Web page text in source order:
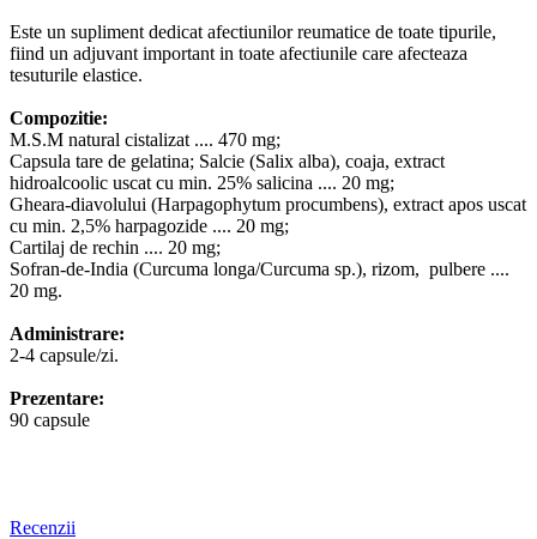
Este un supliment dedicat afectiunilor reumatice de toate tipurile,
fiind un adjuvant important in toate afectiunile care afecteaza
tesuturile elastice.
Compozitie:
M.S.M natural cistalizat .... 470 mg;
Capsula tare de gelatina; Salcie (Salix alba), coaja, extract
hidroalcoolic uscat cu min. 25% salicina .... 20 mg;
Gheara-diavolului (Harpagophytum procumbens), extract apos uscat
cu min. 2,5% harpagozide .... 20 mg;
Cartilaj de rechin .... 20 mg;
Sofran-de-India (Curcuma longa/Curcuma sp.), rizom, pulbere ....
20 mg.
Administrare:
2-4 capsule/zi.
Prezentare:
90 capsule
Recenzii